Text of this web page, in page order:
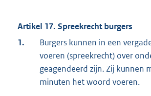
Artikel 17. Spreekrecht burgers
1.
Burgers kunnen in een
voeren (spreekrecht) over
geagendeerd zijn. Zij kunnen
minuten het woord voeren.